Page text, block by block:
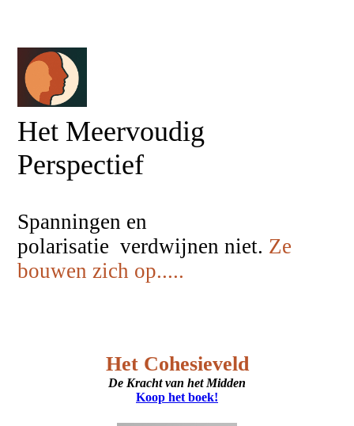
Het Meervoudig
Perspectief
Spanningen en
polarisatie verdwijnen niet. Ze
bouwen zich op.....
Het Cohesieveld
De Kracht van het Midden
Koop het boek!